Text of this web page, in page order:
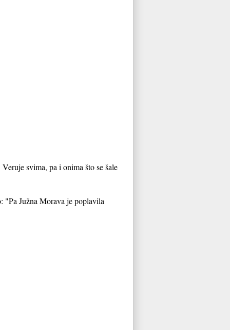
svima, pa i onima što se šale
"Pa Južna Morava je poplavila